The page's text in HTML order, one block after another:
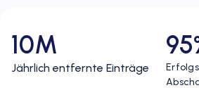
10M
Jährlich entfernte Einträge